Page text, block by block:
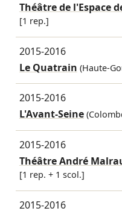
Théâtre de l'Espace
[1 rep.]
2015-2016
Le Quatrain (Haute-
2015-2016
L'Avant-Seine
2015-2016
Théâtre André
[1 rep. + 1 scol.]
2015-2016